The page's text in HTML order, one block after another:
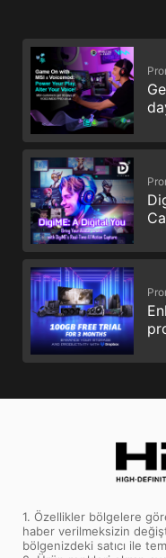
1. Özellikler bölgelere
haber verilmeksizin
bölgenizdeki satıcı ile